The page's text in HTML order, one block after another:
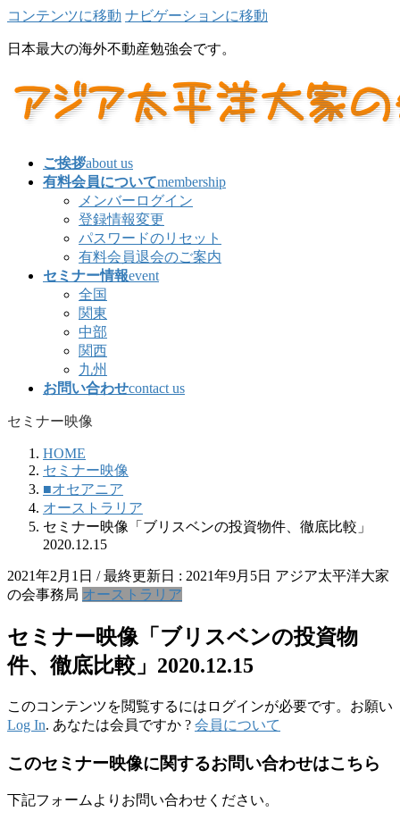
コンテンツに移動 ナビゲーションに移動
日本最大の海外不動産勉強会です。
ご挨拶about us
有料会員についてmembership
メンバーログイン
登録情報変更
パスワードのリセット
有料会員退会のご案内
セミナー情報event
全国
関東
中部
関西
九州
お問い合わせcontact us
セミナー映像
HOME
セミナー映像
■オセアニア
オーストラリア
セミナー映像「ブリスベンの投資物件、徹底比較」
2020.12.15
2021年2月1日 / 最終更新日 : 2021年9月5日 アジア太平洋大家
の会事務局 オーストラリア
セミナー映像「ブリスベンの投資物
件、徹底比較」2020.12.15
このコンテンツを閲覧するにはログインが必要です。お願い
Log In. あなたは会員ですか ? 会員について
このセミナー映像に関するお問い合わせはこちら
下記フォームよりお問い合わせください。